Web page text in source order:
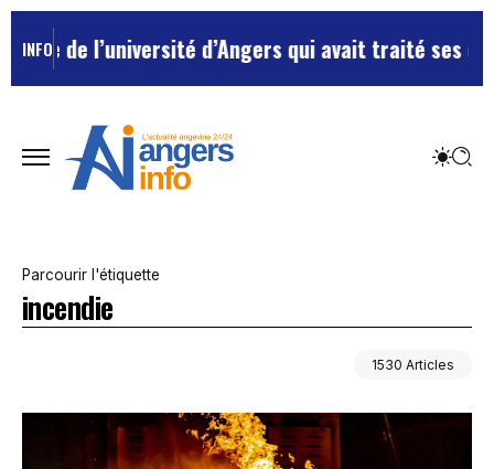
INFO d’Angers qui avait traité ses chefs de
Parcourir l'étiquette
incendie
1530 Articles